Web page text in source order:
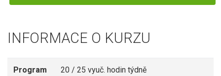
INFORMACE O KURZU
Program
20 / 25 vyuč. hodin týdně